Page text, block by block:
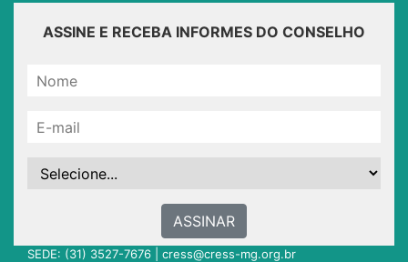
ASSINE E RECEBA INFORMES DO CONSELHO
ASSINAR
SEDE: (31) 3527-7676 | cress@cress-mg.org.br